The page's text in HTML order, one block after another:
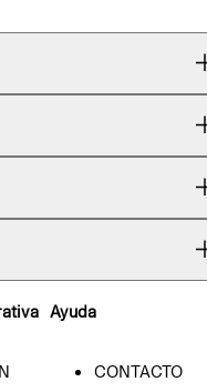
Ayuda
CONTACTO